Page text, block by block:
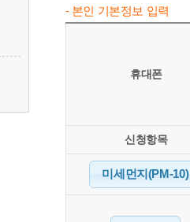
- 본인 기본정보 입력
휴대폰
신청항목
미세먼지(PM-10)